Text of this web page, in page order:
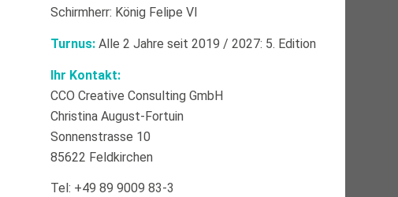
Schirmherr: König Felipe VI
Turnus: Alle 2 Jahre seit 2019 / 2027: 5. Edition
Ihr Kontakt:
CCO Creative Consulting GmbH
Christina August-Fortuin
Sonnenstrasse 10
85622 Feldkirchen
Tel: +49 89 9009 83-3